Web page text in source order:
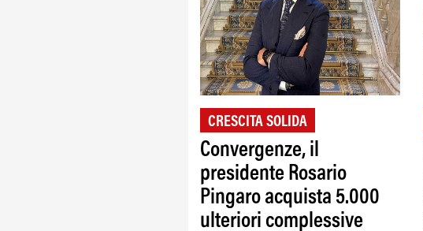
CRESCITA SOLIDA
Convergenze, il
presidente Rosario
Pingaro acquista 5.000
ulteriori complessive